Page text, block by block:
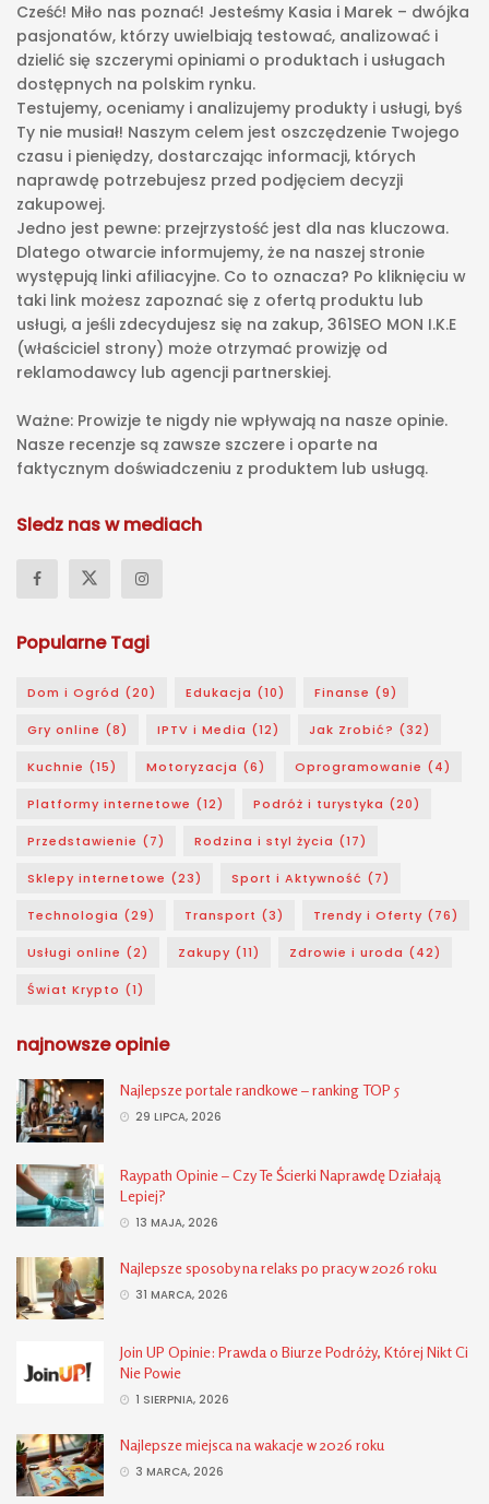
Cześć! Miło nas poznać! Jesteśmy Kasia i Marek – dwójka
pasjonatów, którzy uwielbiają testować, analizować i
dzielić się szczerymi opiniami o produktach i usługach
dostępnych na polskim rynku.
Testujemy, oceniamy i analizujemy produkty i usługi, byś
Ty nie musiał! Naszym celem jest oszczędzenie Twojego
czasu i pieniędzy, dostarczając informacji, których
naprawdę potrzebujesz przed podjęciem decyzji
zakupowej.
Jedno jest pewne: przejrzystość jest dla nas kluczowa.
Dlatego otwarcie informujemy, że na naszej stronie
występują linki afiliacyjne. Co to oznacza? Po kliknięciu w
taki link możesz zapoznać się z ofertą produktu lub
usługi, a jeśli zdecydujesz się na zakup, 361SEO MON I.K.E
(właściciel strony) może otrzymać prowizję od
reklamodawcy lub agencji partnerskiej.
Ważne: Prowizje te nigdy nie wpływają na nasze opinie.
Nasze recenzje są zawsze szczere i oparte na
faktycznym doświadczeniu z produktem lub usługą.
Sledz nas w mediach
Popularne Tagi
Dom i Ogród (20) Edukacja (10) Finanse (9)
Gry online (8) IPTV i Media (12) Jak Zrobić? (32)
Kuchnie (15) Motoryzacja (6) Oprogramowanie (4)
Platformy internetowe (12) Podróż i turystyka (20)
Przedstawienie (7) Rodzina i styl życia (17)
Sklepy internetowe (23) Sport i Aktywność (7)
Technologia (29) Transport (3) Trendy i Oferty (76)
Usługi online (2) Zakupy (11) Zdrowie i uroda (42)
Świat Krypto (1)
najnowsze opinie
Najlepsze portale randkowe – ranking TOP 5
29 LIPCA, 2026
Raypath Opinie – Czy Te Ścierki Naprawdę Działają
Lepiej?
13 MAJA, 2026
Najlepsze sposoby na relaks po pracy w 2026 roku
31 MARCA, 2026
Join UP Opinie: Prawda o Biurze Podróży, Której Nikt Ci
Nie Powie
1 SIERPNIA, 2026
Najlepsze miejsca na wakacje w 2026 roku
3 MARCA, 2026